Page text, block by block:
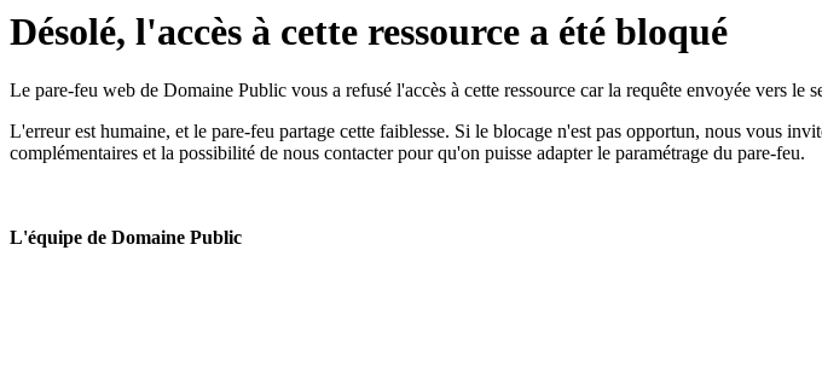
Désolé, l'accès à cette ressource a été bloqué
Le pare-feu web de Domaine Public vous a refusé l'accès à cette ressource car la requête envoyée vers le
L'erreur est humaine, et le pare-feu partage cette faiblesse. Si le blocage n'est pas opportun, nous vous
complémentaires et la possibilité de nous contacter pour qu'on puisse adapter le paramétrage du pare-feu.
L'équipe de Domaine Public